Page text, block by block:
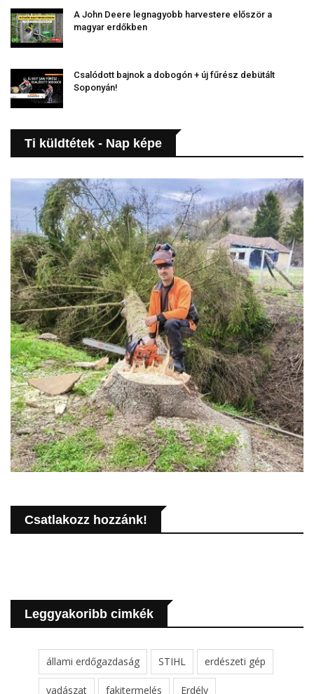
A John Deere legnagyobb harvestere először a
magyar erdőkben
Csalódott bajnok a dobogón + új fűrész debütált
Soponyán!
Ti küldtétek - Nap képe
Csatlakozz hozzánk!
Leggyakoribb cimkék
állami erdőgazdaság STIHL erdészeti gép
vadászat fakitermelés Erdély